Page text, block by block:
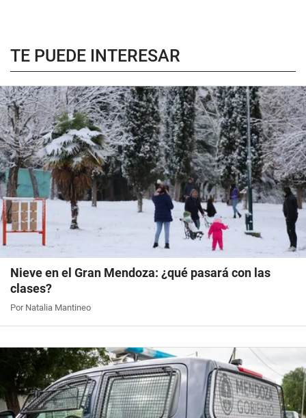
TE PUEDE INTERESAR
Nieve en el Gran Mendoza: ¿qué pasará con las
clases?
Por Natalia Mantineo